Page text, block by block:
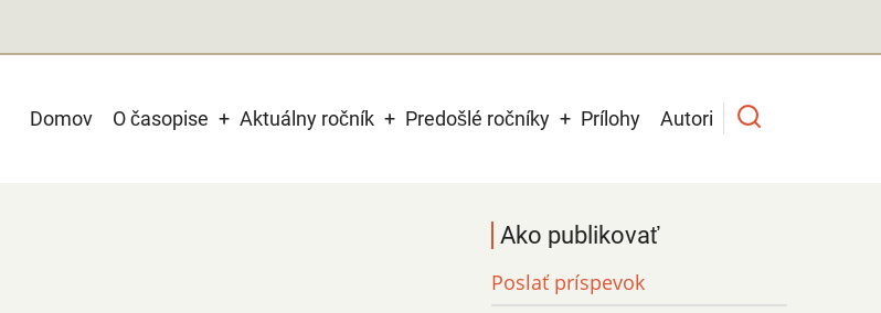
Main
Domov O časopise Aktuálny ročník Predošlé ročníky Prílohy Autori
Ako publikovať
Poslať príspevok